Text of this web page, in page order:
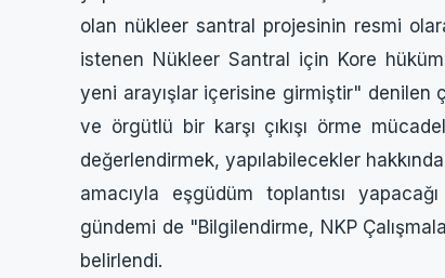
olan nükleer santral projesinin resmi
istenen Nükleer Santral için Kore
yeni arayışlar içerisine girmiştir" denilen
ve örgütlü bir karşı çıkışı örme
değerlendirmek, yapılabilecekler
amacıyla eşgüdüm toplantısı
gündemi de "Bilgilendirme, NKP
belirlendi.